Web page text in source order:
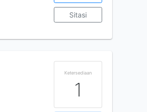
Sitasi
Ketersediaan
1